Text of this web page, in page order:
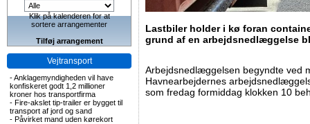
Klik på kalenderen for at
sortere arrangementer
Tilføj arrangement
Vejtransport
-Anklagemyndigheden vil have
konfiskeret godt 1,2 millioner
kroner hos transportfirma
- Fire-akslet tip-trailer er bygget til
transport af jord og sand
- Påvirket mand uden kørekort
Lastbiler holder i kø foran
grund af en arbejdsnedlæggelse
Arbejdsnedlæggelsen begyndte ved
Havnearbejdernes
som fredag formiddag klokken 10